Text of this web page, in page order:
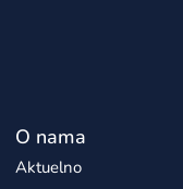
O nama
Aktuelno